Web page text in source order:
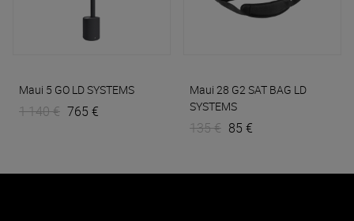
Maui 5 GO LD SYSTEMS
1 140 € 765 €
Maui 28 G2 SAT BAG LD
SYSTEMS
135 € 85 €